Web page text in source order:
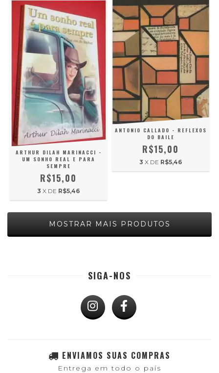
ARTHUR DILAH MARINACCI -
UM SONHO REAL E PARA
SEMPRE
R$15,00
3 X DE R$5,46
ANTONIO CALLADO - REFLEXOS
DO BAILE
R$15,00
3 X DE R$5,46
MOSTRAR MAIS PRODUTOS
SIGA-NOS
ENVIAMOS SUAS COMPRAS
Entrega em todo o país